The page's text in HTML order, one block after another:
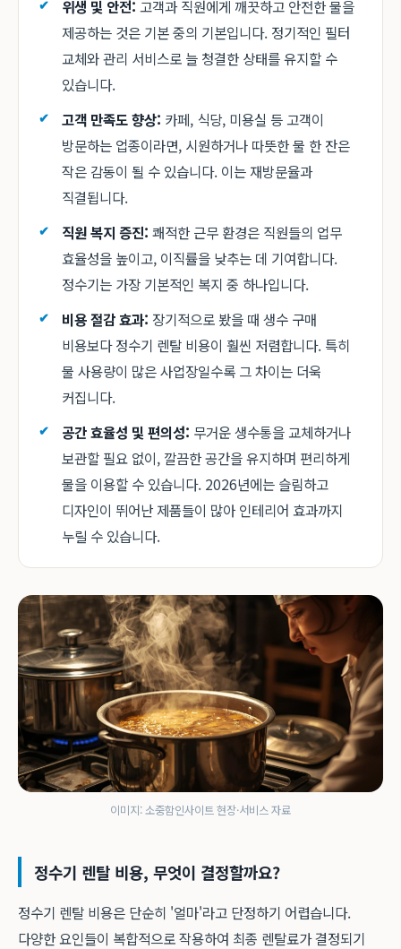
위생 및 안전: 고객과 직원에게 깨끗하고 안전한 물을
제공하는 것은 기본 중의 기본입니다. 정기적인 필터
교체와 관리 서비스로 늘 청결한 상태를 유지할 수
있습니다.
고객 만족도 향상: 카페, 식당, 미용실 등 고객이
방문하는 업종이라면, 시원하거나 따뜻한 물 한 잔은
작은 감동이 될 수 있습니다. 이는 재방문율과
직결됩니다.
직원 복지 증진: 쾌적한 근무 환경은 직원들의 업무
효율성을 높이고, 이직률을 낮추는 데 기여합니다.
정수기는 가장 기본적인 복지 중 하나입니다.
비용 절감 효과: 장기적으로 봤을 때 생수 구매
비용보다 정수기 렌탈 비용이 훨씬 저렴합니다. 특히
물 사용량이 많은 사업장일수록 그 차이는 더욱
커집니다.
공간 효율성 및 편의성: 무거운 생수통을 교체하거나
보관할 필요 없이, 깔끔한 공간을 유지하며 편리하게
물을 이용할 수 있습니다. 2026년에는 슬림하고
디자인이 뛰어난 제품들이 많아 인테리어 효과까지
누릴 수 있습니다.
이미지: 소중함인사이트 현장·서비스 자료
정수기 렌탈 비용, 무엇이 결정할까요?
정수기 렌탈 비용은 단순히 '얼마'라고 단정하기 어렵습니다.
다양한 요인들이 복합적으로 작용하여 최종 렌탈료가 결정되기